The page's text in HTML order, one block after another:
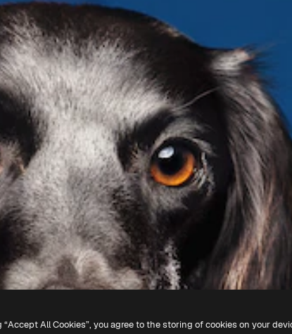
“Accept All Cookies”, you agree to the storing of cookies on your